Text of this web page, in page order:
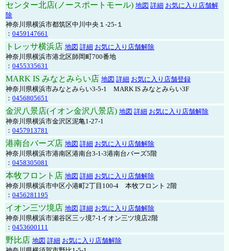
センター北店(ノースポートモール) 地図 詳細 お気に入り店舗解
除
神奈川県横浜市都筑区中川中央１-25-１
： 0459147661
トレッサ横浜店 地図 詳細 お気に入り店舗解除
神奈川県横浜市港北区師岡町700番地
： 0455335631
MARK IS みなとみらい店 地図 詳細 お気に入り店舗登録
神奈川県横浜市みなとみらい3-5-1 MARK IS みなとみらい3F
： 0456805651
金沢八景店(イオン金沢八景店) 地図 詳細 お気に入り店舗解除
神奈川県横浜市金沢区泥亀1-27-1
： 0457913781
港南台バーズ店 地図 詳細 お気に入り店舗解除
神奈川県横浜市港南区港南台3-1-3港南台バーズ5階
： 0458305081
本牧フロント店 地図 詳細 お気に入り店舗解除
神奈川県横浜市中区小港町2丁目100-4 本牧フロント 2階
： 0456281195
イオン三ツ境店 地図 詳細 お気に入り店舗解除
神奈川県横浜市瀬谷区三ッ境7-1イオン三ツ境店2階
： 0453600111
野比店 地図 詳細 お気に入り店舗解除